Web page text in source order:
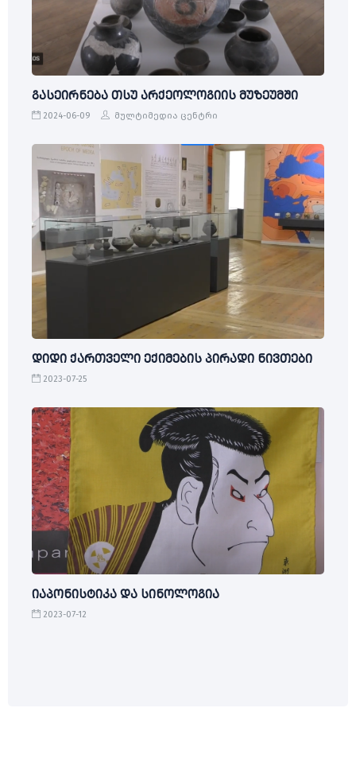
გასეირნება თსუ არქეოლოგიის მუზეუმში
2024-06-09 მულტიმედია ცენტრი
დიდი ქართველი ექიმების პირადი ნივთები
2023-07-25
იაპონისტიკა და სინოლოგია
2023-07-12